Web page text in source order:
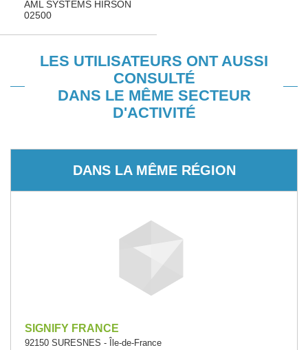
AML SYSTEMS HIRSON
02500
LES UTILISATEURS ONT AUSSI
CONSULTÉ
DANS LE MÊME SECTEUR
D'ACTIVITÉ
DANS LA MÊME RÉGION
SIGNIFY FRANCE
92150 SURESNES - Île-de-France